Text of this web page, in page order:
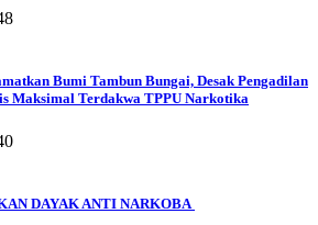
Bumi Tambun Bungai, Desak Pengadilan
Maksimal Terdakwa TPPU Narkotika
DAYAK ANTI NARKOBA